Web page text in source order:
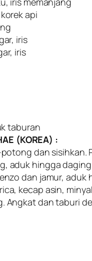
api
iris
iris
taburan
(KOREA) :
dan
aduk hingga
dan jamur, aduk
kecap asin,
Angkat dan taburi